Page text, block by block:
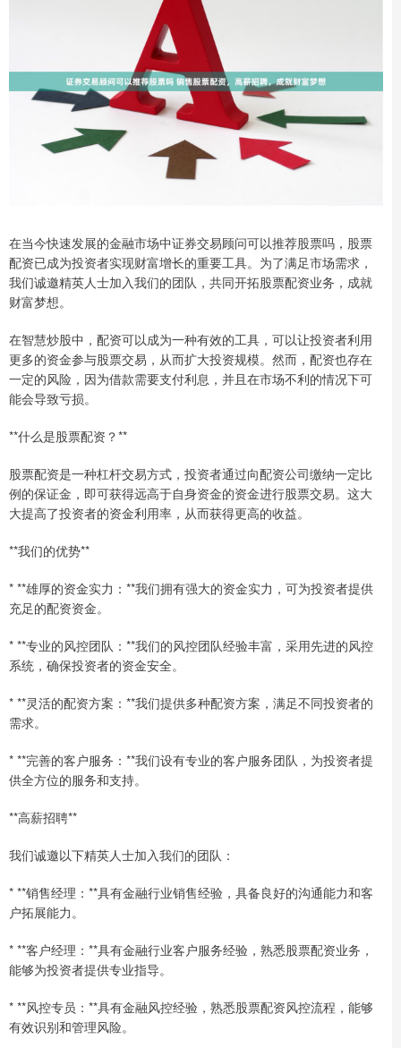
在当今快速发展的金融市场中证券交易顾问可以推荐股票吗，股票
配资已成为投资者实现财富增长的重要工具。为了满足市场需求，
我们诚邀精英人士加入我们的团队，共同开拓股票配资业务，成就
财富梦想。
在智慧炒股中，配资可以成为一种有效的工具，可以让投资者利用
更多的资金参与股票交易，从而扩大投资规模。然而，配资也存在
一定的风险，因为借款需要支付利息，并且在市场不利的情况下可
能会导致亏损。
**什么是股票配资？**
股票配资是一种杠杆交易方式，投资者通过向配资公司缴纳一定比
例的保证金，即可获得远高于自身资金的资金进行股票交易。这大
大提高了投资者的资金利用率，从而获得更高的收益。
**我们的优势**
* **雄厚的资金实力：**我们拥有强大的资金实力，可为投资者提供
充足的配资资金。
* **专业的风控团队：**我们的风控团队经验丰富，采用先进的风控
系统，确保投资者的资金安全。
* **灵活的配资方案：**我们提供多种配资方案，满足不同投资者的
需求。
* **完善的客户服务：**我们设有专业的客户服务团队，为投资者提
供全方位的服务和支持。
**高薪招聘**
我们诚邀以下精英人士加入我们的团队：
* **销售经理：**具有金融行业销售经验，具备良好的沟通能力和客
户拓展能力。
* **客户经理：**具有金融行业客户服务经验，熟悉股票配资业务，
能够为投资者提供专业指导。
* **风控专员：**具有金融风控经验，熟悉股票配资风控流程，能够
有效识别和管理风险。